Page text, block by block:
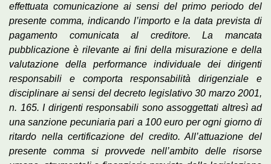
effettuata comunicazione ai sensi del primo periodo del
presente comma, indicando l’importo e la data prevista di
pagamento comunicata al creditore. La mancata
pubblicazione è rilevante ai fini della misurazione e della
valutazione della performance individuale dei dirigenti
responsabili e comporta responsabilità dirigenziale e
disciplinare ai sensi del decreto legislativo 30 marzo 2001,
n. 165. I dirigenti responsabili sono assoggettati altresì ad
una sanzione pecuniaria pari a 100 euro per ogni giorno di
ritardo nella certificazione del credito. All’attuazione del
presente comma si provvede nell’ambito delle risorse